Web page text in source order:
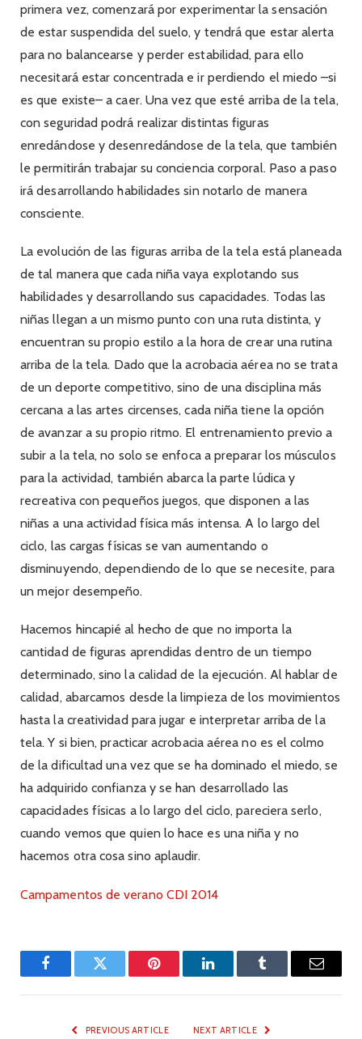
primera vez, comenzará por experimentar la sensación
de estar suspendida del suelo, y tendrá que estar alerta
para no balancearse y perder estabilidad, para ello
necesitará estar concentrada e ir perdiendo el miedo –si
es que existe– a caer. Una vez que esté arriba de la tela,
con seguridad podrá realizar distintas figuras
enredándose y desenredándose de la tela, que también
le permitirán trabajar su conciencia corporal. Paso a paso
irá desarrollando habilidades sin notarlo de manera
consciente.
La evolución de las figuras arriba de la tela está planeada
de tal manera que cada niña vaya explotando sus
habilidades y desarrollando sus capacidades. Todas las
niñas llegan a un mismo punto con una ruta distinta, y
encuentran su propio estilo a la hora de crear una rutina
arriba de la tela. Dado que la acrobacia aérea no se trata
de un deporte competitivo, sino de una disciplina más
cercana a las artes circenses, cada niña tiene la opción
de avanzar a su propio ritmo. El entrenamiento previo a
subir a la tela, no solo se enfoca a preparar los músculos
para la actividad, también abarca la parte lúdica y
recreativa con pequeños juegos, que disponen a las
niñas a una actividad física más intensa. A lo largo del
ciclo, las cargas físicas se van aumentando o
disminuyendo, dependiendo de lo que se necesite, para
un mejor desempeño.
Hacemos hincapié al hecho de que no importa la
cantidad de figuras aprendidas dentro de un tiempo
determinado, sino la calidad de la ejecución. Al hablar de
calidad, abarcamos desde la limpieza de los movimientos
hasta la creatividad para jugar e interpretar arriba de la
tela. Y si bien, practicar acrobacia aérea no es el colmo
de la dificultad una vez que se ha dominado el miedo, se
ha adquirido confianza y se han desarrollado las
capacidades físicas a lo largo del ciclo, pareciera serlo,
cuando vemos que quien lo hace es una niña y no
hacemos otra cosa sino aplaudir.
Campamentos de verano CDI 2014
FacebookTwitter Pinterest LinkedInTumblr Email
PREVIOUS ARTICLE NEXT ARTICLE